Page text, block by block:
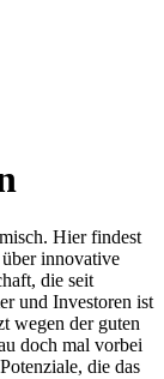
Hier findest
innovative
die seit
und Investoren ist
wegen der guten
doch mal vorbei
die das